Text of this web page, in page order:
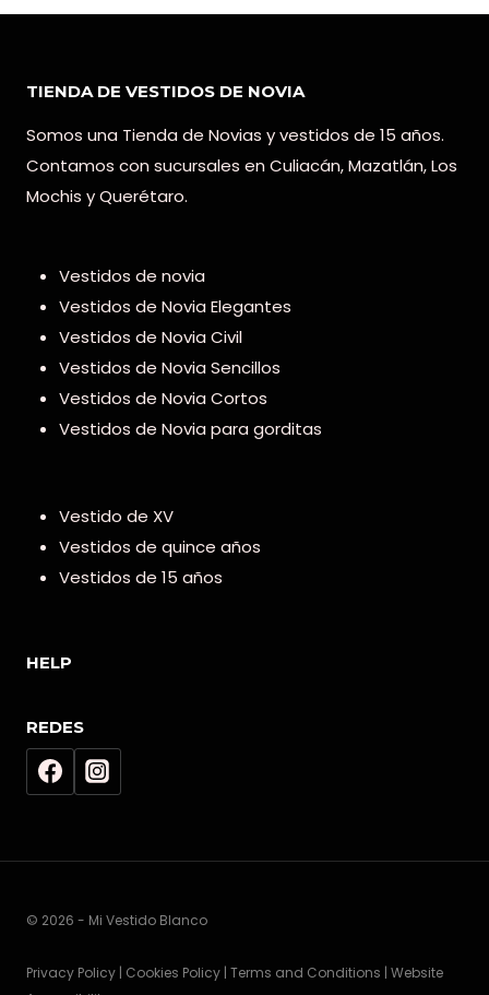
TIENDA DE VESTIDOS DE NOVIA
Somos una Tienda de Novias y vestidos de 15 años.
Contamos con sucursales en Culiacán, Mazatlán, Los
Mochis y Querétaro.
Vestidos de novia
Vestidos de Novia Elegantes
Vestidos de Novia Civil
Vestidos de Novia Sencillos
Vestidos de Novia Cortos
Vestidos de Novia para gorditas
Vestido de XV
Vestidos de quince años
Vestidos de 15 años
HELP
REDES
© 2026 - Mi Vestido Blanco
Privacy Policy | Cookies Policy | Terms and Conditions | Website